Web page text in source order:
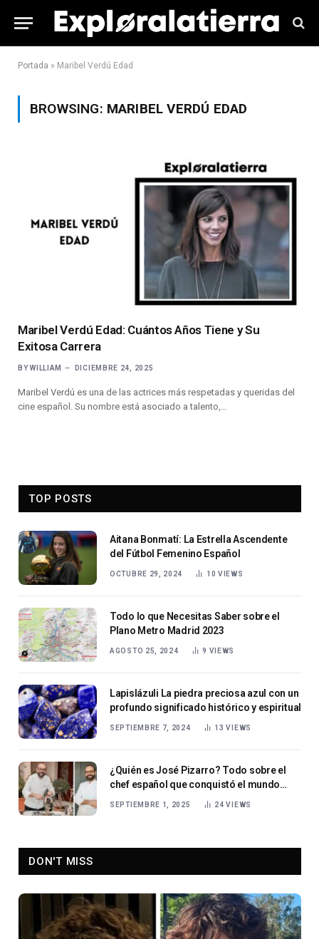
Portada » Maribel Verdú Edad
BROWSING: MARIBEL VERDÚ EDAD
Maribel Verdú Edad: Cuántos Años Tiene y Su
Exitosa Carrera
BY WILLIAM DICIEMBRE 24, 2025
Maribel Verdú es una de las actrices más respetadas y queridas del
cine español. Su nombre está asociado a talento,…
TOP POSTS
Aitana Bonmatí: La Estrella Ascendente
del Fútbol Femenino Español
OCTUBRE 29, 2024 10VIEWS
Todo lo que Necesitas Saber sobre el
Plano Metro Madrid 2023
AGOSTO 25, 2024 9 VIEWS
Lapislázuli La piedra preciosa azul con un
profundo significado histórico y espiritual
SEPTIEMBRE 7, 2024 13VIEWS
¿Quién es José Pizarro? Todo sobre el
chef español que conquistó el mundo
SEPTIEMBRE 1, 2025 24VIEWS
DON'T MISS